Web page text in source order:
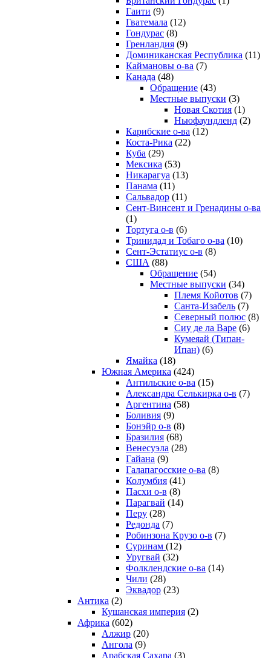
Гаити (9)
Гватемала (12)
Гондурас (8)
Гренландия (9)
Доминиканская Республика (11)
Каймановы о-ва (7)
Канада (48)
Обращение (43)
Местные выпуски (3)
Новая Скотия (1)
Ньюфаундленд (2)
Карибские о-ва (12)
Коста-Рика (22)
Куба (29)
Мексика (53)
Никарагуа (13)
Панама (11)
Сальвадор (11)
Сент-Винсент и Гренадины о-ва
(1)
Тортуга о-в (6)
Тринидад и Тобаго о-ва (10)
Сент-Эстатиус о-в (8)
США (88)
Обращение (54)
Местные выпуски (34)
Племя Койотов (7)
Санта-Изабель (7)
Северный полюс (8)
Сиу де ла Варе (6)
Кумеяай (Типан-
Ипан) (6)
Ямайка (18)
Южная Америка (424)
Антильские о-ва (15)
Александра Селькирка о-в (7)
Аргентина (58)
Боливия (9)
Бонэйр о-в (8)
Бразилия (68)
Венесуэла (28)
Гайана (9)
Галапагосские о-ва (8)
Колумбия (41)
Пасхи о-в (8)
Парагвай (14)
Перу (28)
Редонда (7)
Робинзона Крузо о-в (7)
Суринам (12)
Уругвай (32)
Фолклендские о-ва (14)
Чили (28)
Эквадор (23)
Антика (2)
Кушанская империя (2)
Африка (602)
Алжир (20)
Ангола (9)
Арабская Сахара (3)